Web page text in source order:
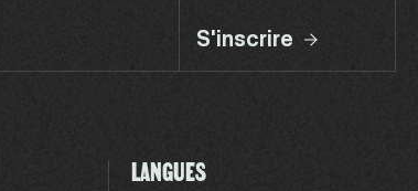
S'inscrire
LANGUES